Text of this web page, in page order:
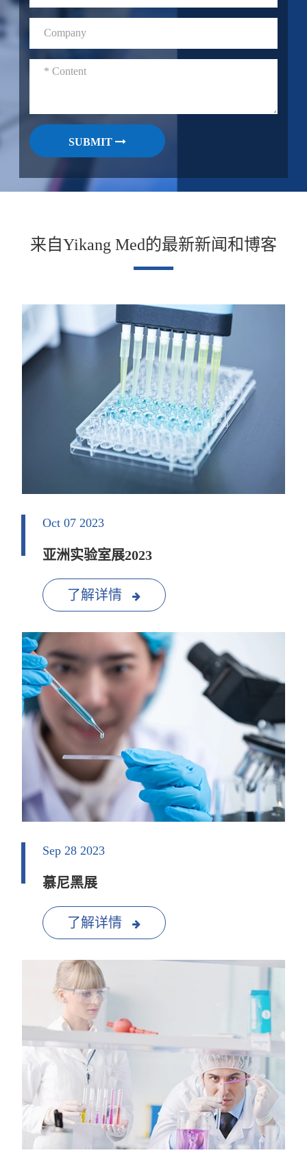
SUBMIT
来自Yikang Med的最新新闻和博客
Oct 07 2023
亚洲实验室展2023
了解详情
Sep 28 2023
慕尼黑展
了解详情